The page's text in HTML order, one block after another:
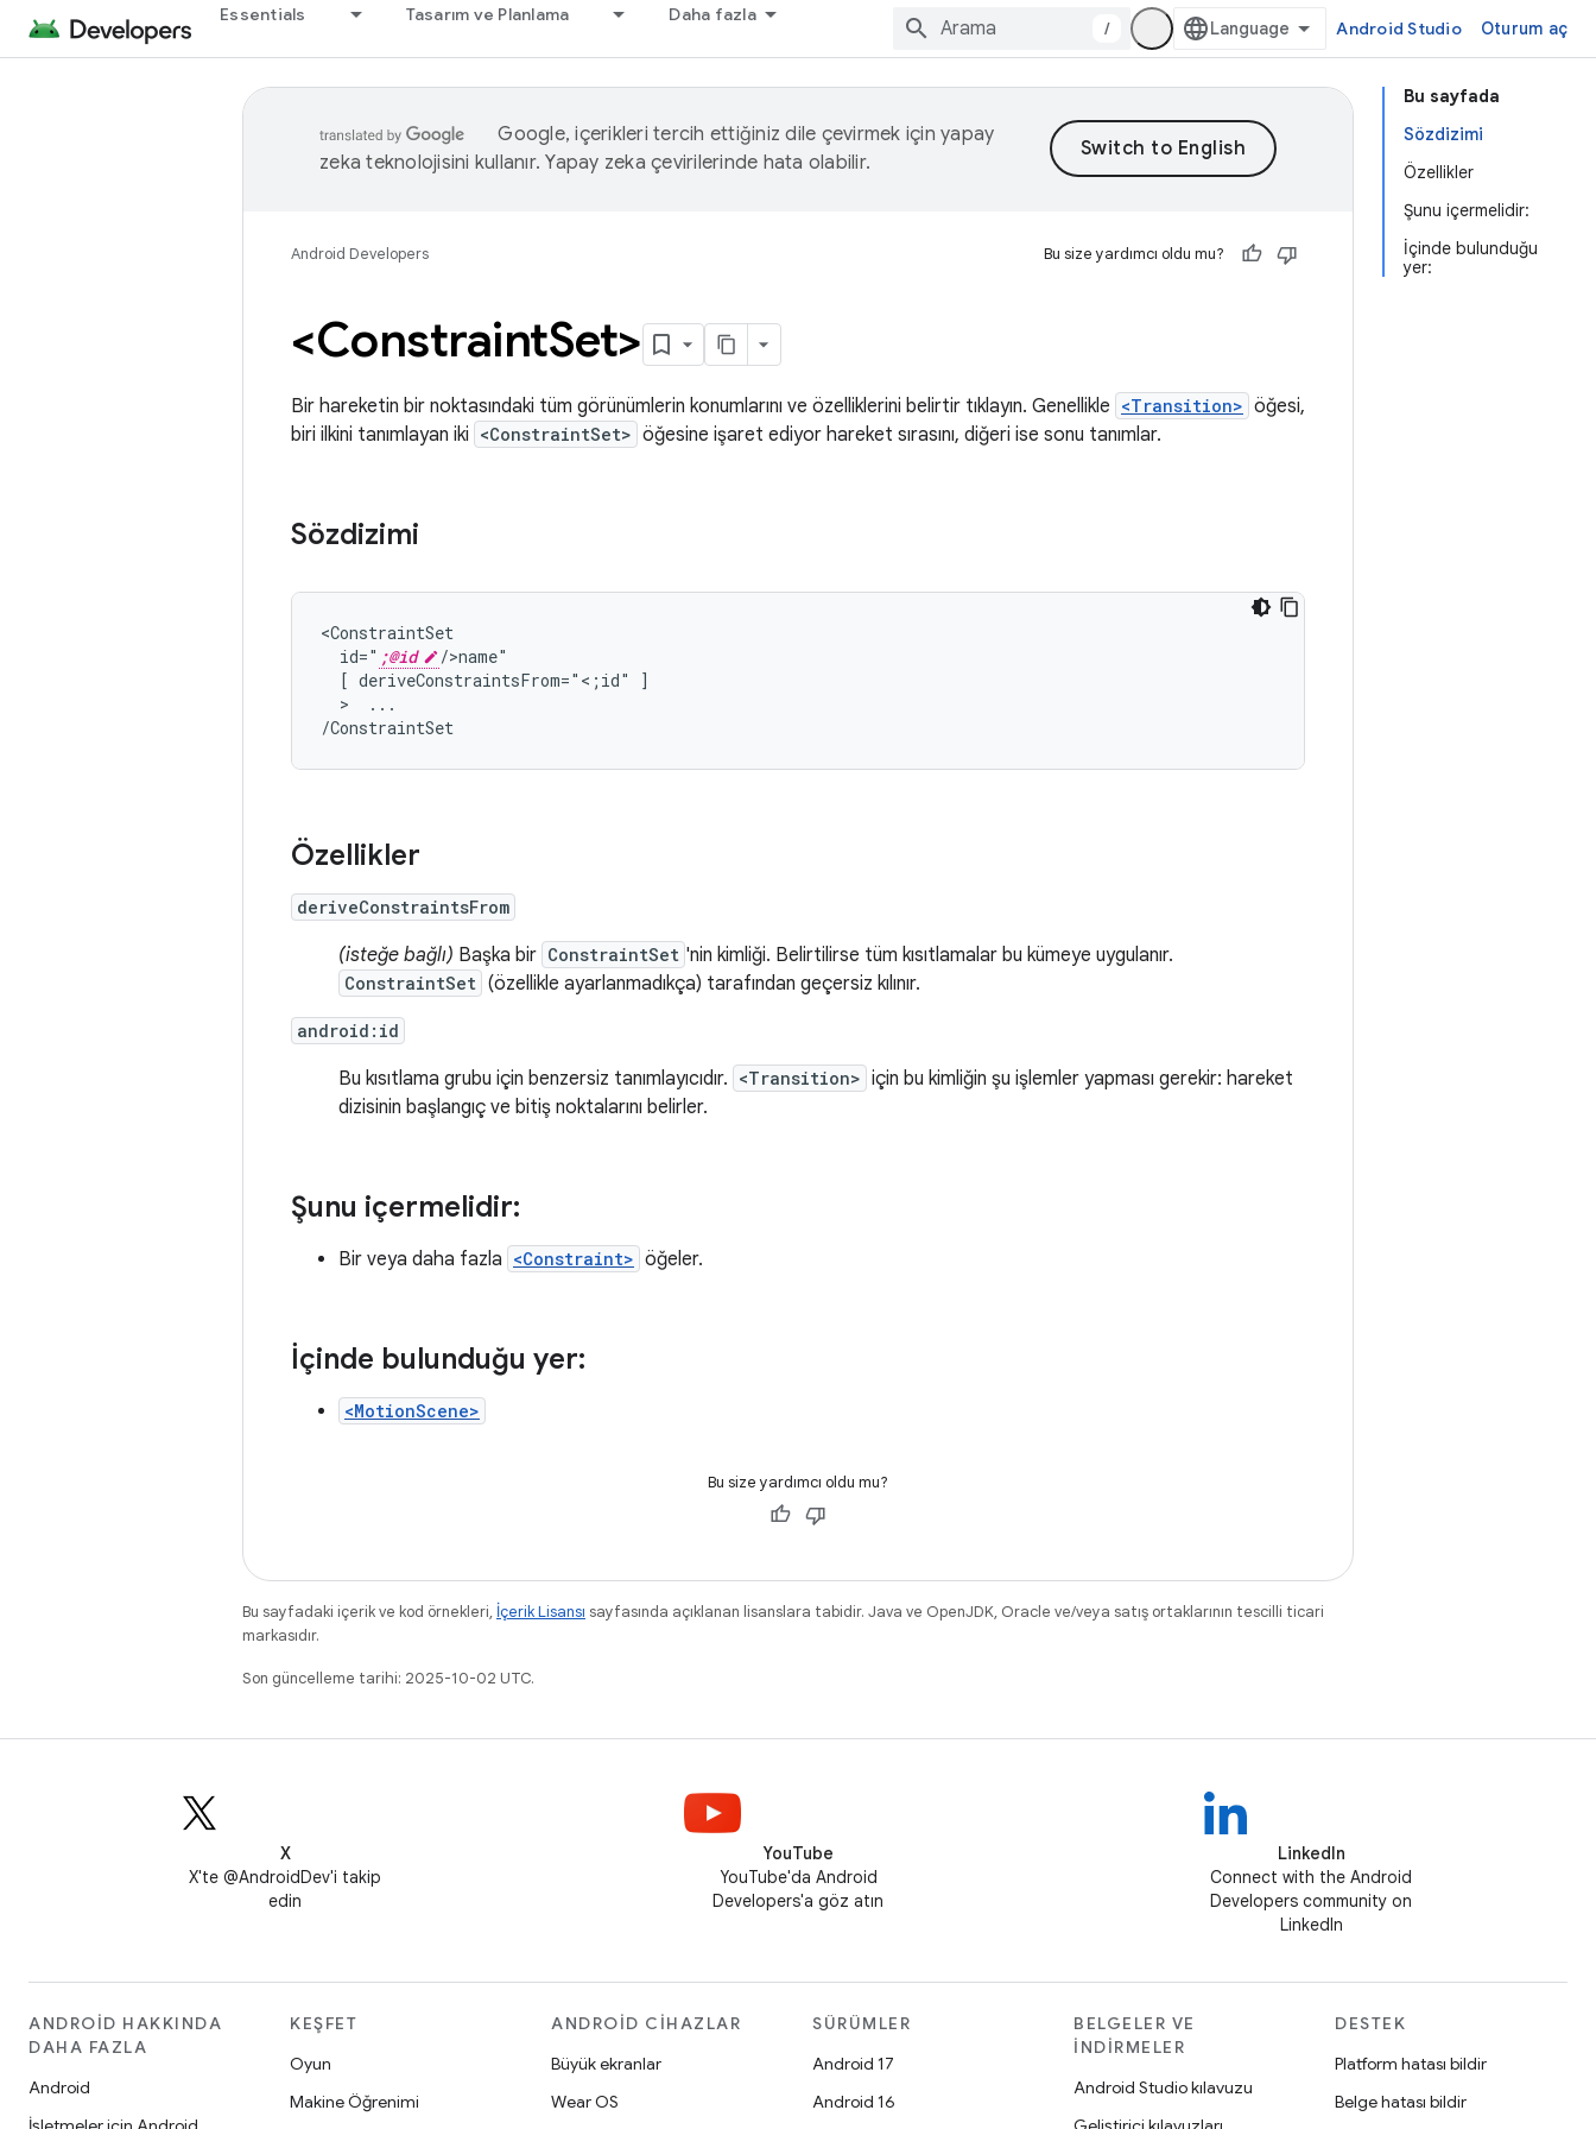
Essentials Tasarım ve Planlama Daha fazla
/ Android Studio Oturum aç
Bu sayfada
Sözdizimi
Özellikler
Şunu içermelidir:
İçinde bulunduğu
yer:
Google, içerikleri tercih ettiğiniz dile çevirmek için yapay
zeka teknolojisini kullanır. Yapay zeka çevirilerinde hata olabilir.
Android Developers Bu size yardımcı oldu mu?
<ConstraintSet>
Bir hareketin bir noktasındaki tüm görünümlerin konumlarını ve özelliklerini belirtir tıklayın. Genellikle <Transition> öğesi,
biri ilkini tanımlayan iki <ConstraintSet> öğesine işaret ediyor hareket sırasını, diğeri ise sonu tanımlar.
Sözdizimi
id=" ;@id
[ deriveConstraintsFrom="<;id"
  >
...
/ConstraintSet
Özellikler
deriveConstraintsFrom
(isteğe bağlı) Başka bir ConstraintSet 'nin kimliği. Belirtilirse tüm kısıtlamalar bu kümeye uygulanır.
ConstraintSet (özellikle ayarlanmadıkça) tarafından geçersiz kılınır.
android:id
Bu kısıtlama grubu için benzersiz tanımlayıcıdır. <Transition> için bu kimliğin şu işlemler yapması gerekir: hareket
dizisinin başlangıç ve bitiş noktalarını belirler.
Şunu içermelidir:
Bir veya daha fazla <Constraint> öğeler.
İçinde bulunduğu yer:
<MotionScene>
Bu size yardımcı oldu mu?
Bu sayfadaki içerik ve kod örnekleri, İçerik Lisansı sayfasında açıklanan lisanslara tabidir. Java ve OpenJDK, Oracle ve/veya satış ortaklarının tescilli ticari
markasıdır.
Son güncelleme tarihi: 2025-10-02 UTC.
X
X'te @AndroidDev'i takip
edin
YouTube
YouTube'da Android
Developers'a göz atın
LinkedIn
Connect with the Android
Developers community on
LinkedIn
ANDROID HAKKINDA
DAHA FAZLA
Android
KEŞFET
Oyun
Makine Öğrenimi
ANDROID CIHAZLAR
Büyük ekranlar
Wear OS
SÜRÜMLER
Android 17
Android 16
BELGELER VE
İNDIRMELER
Android Studio kılavuzu
DESTEK
Platform hatası bildir
Belge hatası bildir